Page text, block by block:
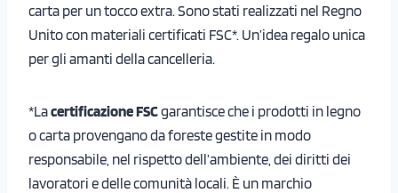
carta per un tocco extra. Sono stati realizzati nel Regno
Unito con materiali certificati FSC*. Un’idea regalo unica
per gli amanti della cancelleria.
*Lacertificazione FSCgarantisce che i prodotti in legno
o carta provengano da foreste gestite in modo
responsabile, nel rispetto dell’ambiente, dei diritti dei
lavoratori e delle comunità locali. È un marchio